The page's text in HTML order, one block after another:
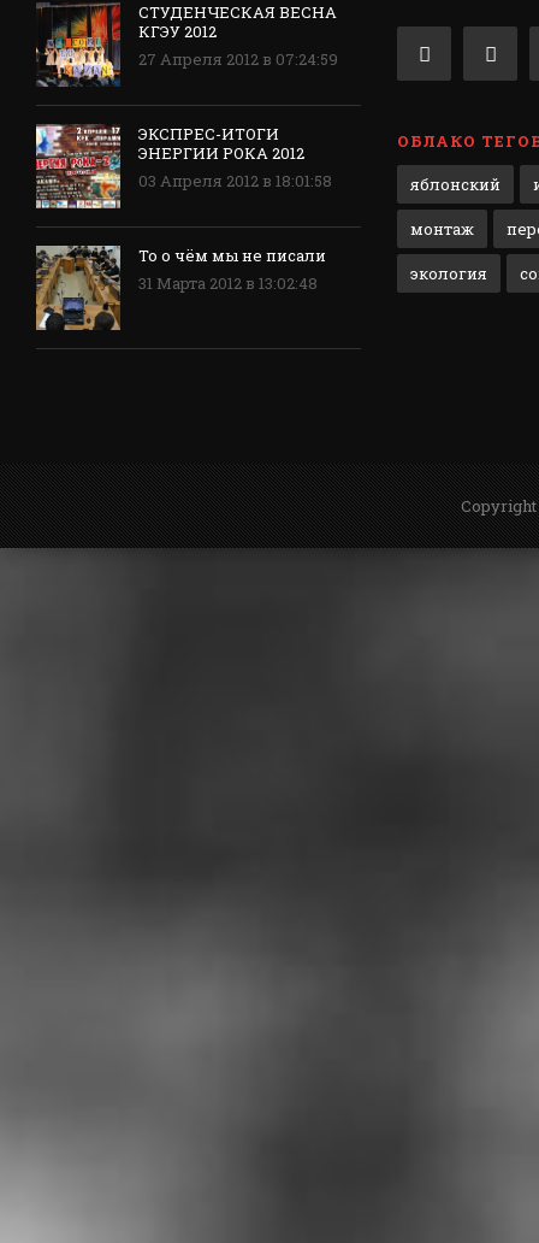
СТУДЕНЧЕСКАЯ ВЕСНА
КГЭУ 2012
27 Апреля 2012 в 07:24:59
ЭКСПРЕС-ИТОГИ
ЭНЕРГИИ РОКА 2012
03 Апреля 2012 в 18:01:58
То о чём мы не писали
31 Марта 2012 в 13:02:48
ОБЛАКО
яблонский
монтаж
экология